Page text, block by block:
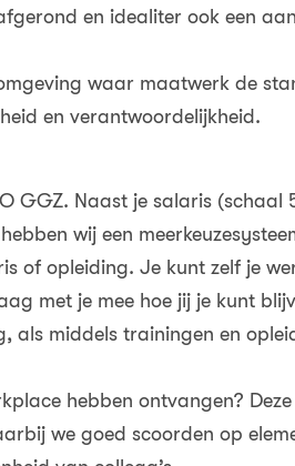
en idealiter ook een
waar maatwerk de
en verantwoordelijkheid.
GGZ. Naast je salaris (schaal
wij een
of opleiding. Je kunt zelf je
met je mee hoe jij je kunt
als middels trainingen en
hebben ontvangen?
we goed scoorden op